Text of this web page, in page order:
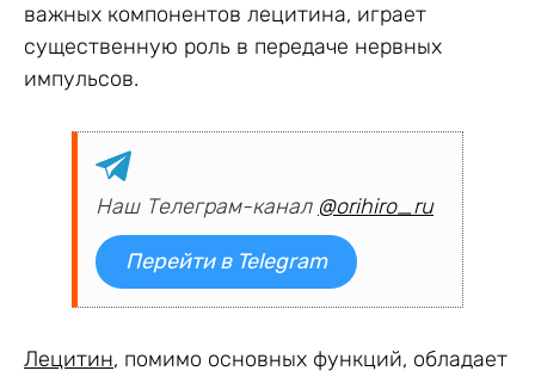
важных компонентов лецитина, играет
существенную роль в передаче нервных
импульсов.
Наш Телеграм-канал @orihiro_ru
Перейти в Telegram
Лецитин, помимо основных функций, обладает